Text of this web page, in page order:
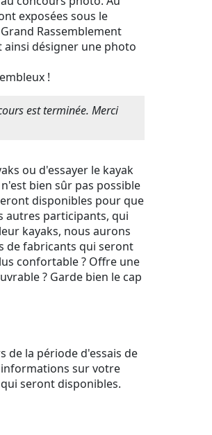
exposées sous le
Rassemblement
désigner une photo
!
est terminée. Merci
ou d'essayer le kayak
bien sûr pas possible
disponibles pour que
autres participants, qui
kayaks, nous aurons
de fabricants qui seront
confortable ? Offre une
? Garde bien le cap
de la période d'essais de
informations sur votre
seront disponibles.